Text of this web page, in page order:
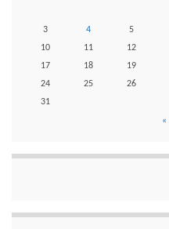
3
4 5
10
11 12
17
18 19
24
25 26
31
«